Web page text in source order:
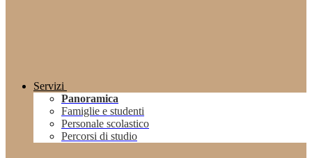
Servizi
Panoramica
Famiglie e studenti
Personale scolastico
Percorsi di studio